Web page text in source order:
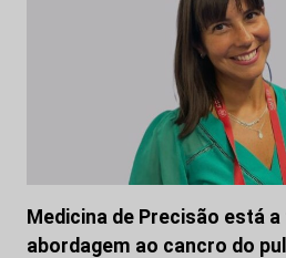
Medicina de Precisão está
abordagem ao cancro do